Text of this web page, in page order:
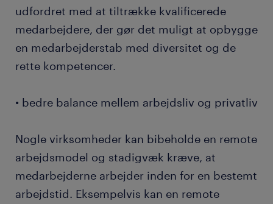
udfordret med at tiltrække kvalificerede
medarbejdere, der gør det muligt at opbygge
en medarbejderstab med diversitet og de
rette kompetencer.
• bedre balance mellem arbejdsliv og privatliv
Nogle virksomheder kan bibeholde en remote
arbejdsmodel og stadigvæk kræve, at
medarbejderne arbejder inden for en bestemt
arbejdstid. Eksempelvis kan en remote